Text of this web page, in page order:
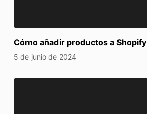
Cómo añadir productos a Shopify
5 de junio de 2024